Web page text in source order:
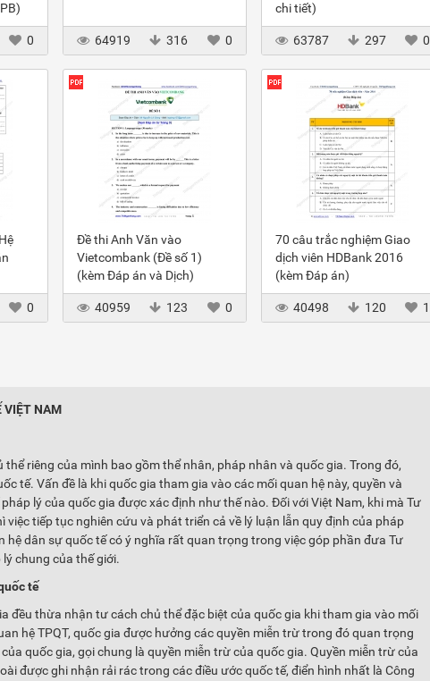
0 64919 316 0
chi tiết)
63787 297 0
0
Đề thi Anh Văn vào
Vietcombank (Đề số 1)
(kèm Đáp án và Dịch)
40959 123 0
70 câu trắc nghiệm Giao
dịch viên HDBank 2016
(kèm Đáp án)
40498 120 1
VIỆT NAM
riêng của mình bao gồm thể nhân, pháp nhân và quốc gia. Trong đó,
tế. Vấn đề là khi quốc gia tham gia vào các mối quan hệ này, quyền và
lý của quốc gia được xác định như thế nào. Đối với Việt Nam, khi mà Tư
tiếp tục nghiên cứu và phát triển cả về lý luận lẫn quy định của pháp
hệ dân sự quốc tế có ý nghĩa rất quan trọng trong việc góp phần đưa Tư
chung của thế giới.
tế
đều thừa nhận tư cách chủ thể đặc biệt của quốc gia khi tham gia vào mối
hệ TPQT, quốc gia được hưởng các quyền miễn trừ trong đó quan trọng
quốc gia, gọi chung là quyền miễn trừ của quốc gia. Quyền miễn trừ của
được ghi nhận rải rác trong các điều ước quốc tế, điển hình nhất là Công